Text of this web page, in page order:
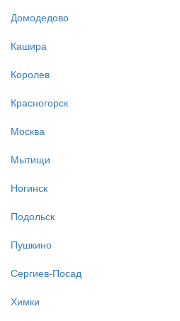
Домодедово
Кашира
Королев
Красногорск
Москва
Мытищи
Ногинск
Подольск
Пушкино
Сергиев-Посад
Химки